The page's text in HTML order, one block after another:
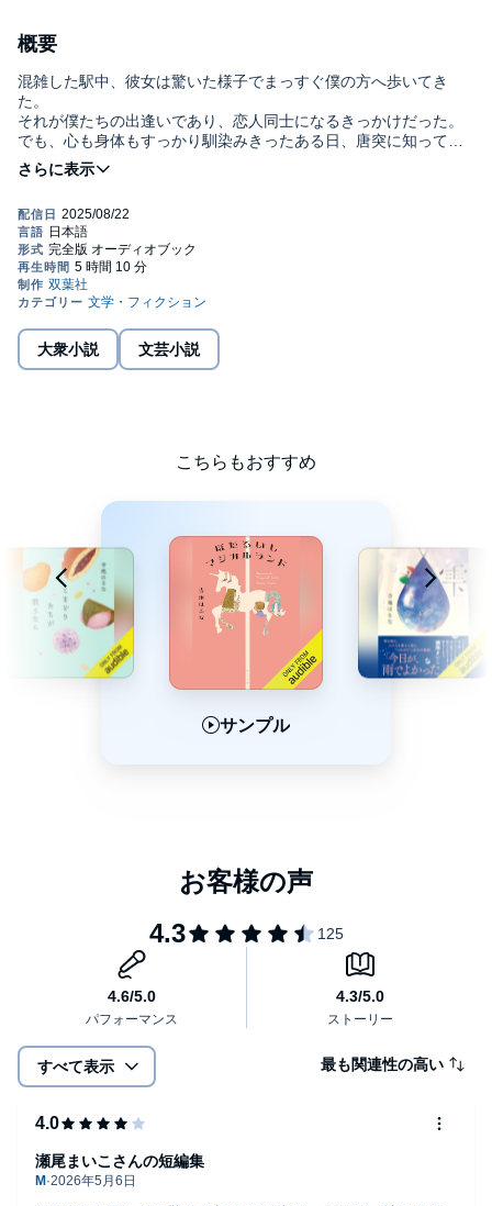
概要
混雑した駅中、彼女は驚いた様子でまっすぐ僕の方へ歩いてき
た。
それが僕たちの出逢いであり、恋人同士になるきっかけだった。
でも、心も身体もすっかり馴染みきったある日、唐突に知ってし
まう。
彼女が僕に近づいた理由を――。（表題作「優しい音楽」）
作品集。©2019 瀬尾 まいこ (P)2025 双葉社
大衆小説 文芸小説
こちらもおすすめ
サンプル
すべて表示 最も関連性の高い
瀬尾まいこさんの短編集